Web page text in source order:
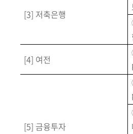
[3] 저축은행
[4] 여전
[5] 금융투자